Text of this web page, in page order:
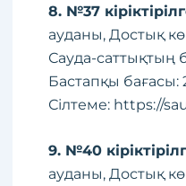
8. №37
ауданы, Достық
Сауда-саттықтың
Бастапқы бағасы:
Сілтеме: https://
9. №40
ауданы, Достық